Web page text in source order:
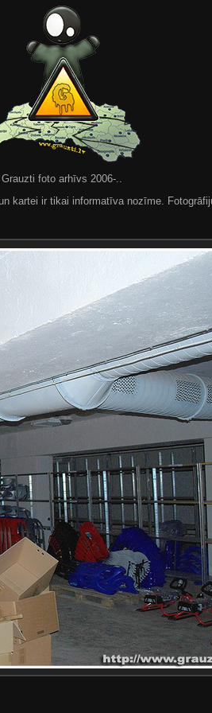
Grauzti foto arhīvs 2006-..
kartei ir tikai informatīva nozīme.